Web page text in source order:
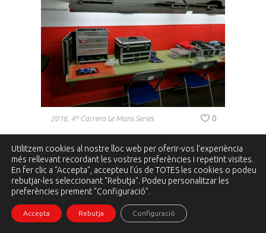
2016, 4ª Carrera Le Mans Series 0
Utilitzem cookies al nostre lloc web per oferir-vos l’experiència
més rellevant recordant les vostres preferències i repetint visites.
En fer clic a "Accepta", accepteu l'ús de TOTES les cookies o podeu
rebutjar-les seleccionant "Rebutja". Podeu personalitzar les
preferències prement "Configuració".
Accepta Rebutja Configuració
1